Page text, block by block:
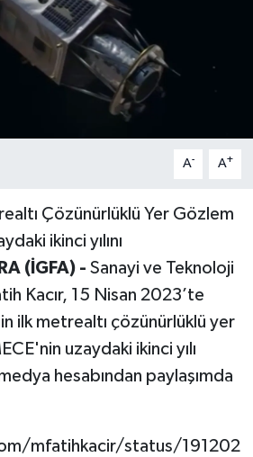
A- A+
Çözünürlüklü Yer Gözlem
ikinci yılını
(İGFA) - Sanayi ve Teknoloji
Kacır, 15 Nisan 2023’te
ilk metrealtı çözünürlüklü yer
uzaydaki ikinci yılı
hesabından paylaşımda
mfatihkacir/status/191202